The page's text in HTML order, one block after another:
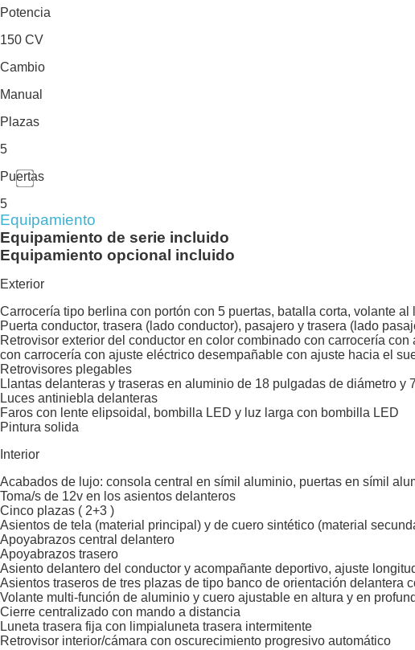
Potencia
150 CV
Cambio
Manual
Plazas
5
Puertas
5
Equipamiento
Equipamiento de serie incluido
Equipamiento opcional incluido
Exterior
Carrocería tipo berlina con portón con 5 puertas, batalla corta, volante
Puerta conductor, trasera (lado conductor), pasajero y trasera (lado
Retrovisor exterior del conductor en color combinado con carrocería
con carrocería con ajuste eléctrico desempañable con ajuste hacia el
Retrovisores plegables
Llantas delanteras y traseras en aluminio de 18 pulgadas de diámetro y
Luces antiniebla delanteras
Faros con lente elipsoidal, bombilla LED y luz larga con bombilla LED
Pintura solida
Interior
Acabados de lujo: consola central en símil aluminio, puertas en símil
Toma/s de 12v en los asientos delanteros
Cinco plazas ( 2+3 )
Asientos de tela (material principal) y de cuero sintético (material
Apoyabrazos central delantero
Apoyabrazos trasero
Asiento delantero del conductor y acompañante deportivo, ajuste
Asientos traseros de tres plazas de tipo banco de orientación
Volante multi-función de aluminio y cuero ajustable en altura y en
Cierre centralizado con mando a distancia
Luneta trasera fija con limpialuneta trasera intermitente
Retrovisor interior/cámara con oscurecimiento progresivo automático